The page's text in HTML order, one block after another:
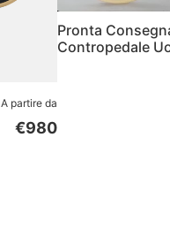
A partire da
€980
Pronta
Contropedale